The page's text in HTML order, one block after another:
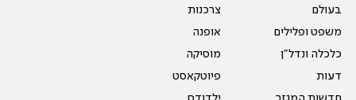
בעולם
משפט ופלילים
כלכלה ונדל"ן
דעות
צרכנות
אופנה
מוסיקה
פיוטקאסט